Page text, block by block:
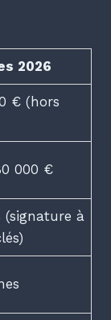
2026
€ (hors
000 €
(signature à